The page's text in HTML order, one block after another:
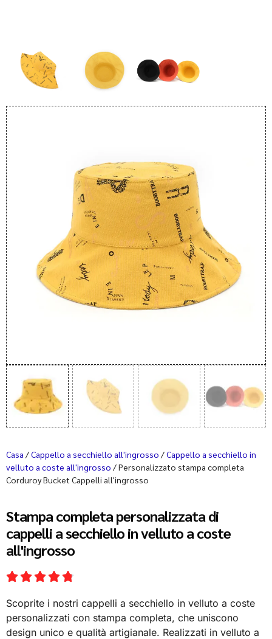
Casa /Cappello a secchiello all'ingrosso /Cappello a secchiello in
velluto a coste all'ingrosso / Personalizzato stampa completa
Corduroy Bucket Cappelli all'ingrosso
Stampa completa personalizzata di
cappelli a secchiello in velluto a coste
all'ingrosso
Scoprite i nostri cappelli a secchiello in velluto a coste
personalizzati con stampa completa, che uniscono
design unico e qualità artigianale. Realizzati in velluto a